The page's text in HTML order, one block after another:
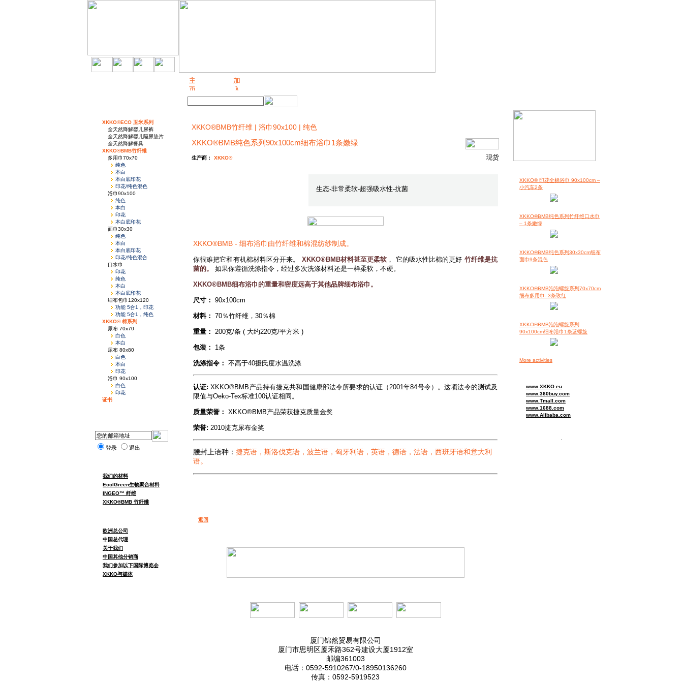
XKKO®ECO 玉米系列
全天然降解婴儿尿裤
全天然降解婴儿隔尿垫片
全天然降解餐具
XKKO®BMB竹纤维
多用巾70x70
纯色
本白
本白底印花
印花/纯色混色
浴巾90x100
纯色
本白
印花
本白底印花
面巾30x30
纯色
本白
本白底印花
印花/纯色混合
口水巾
印花
纯色
本白
本白底印花
细布包巾120x120
功能 5合1，印花
功能 5合1，纯色
XKKO® 棉系列
尿布 70x70
白色
本白
尿布 80x80
白色
本白
印花
浴巾 90x100
白色
印花
证书
登录 退出
我们的材料
EcolGreen生物聚合材料
INGEO™ 纤维
XKKO®BMB 竹纤维
欧洲总公司
中国总代理
关于我们
中国其他分销商
我们参加以下国际博览会
XKKO与媒体
XKKO® 印花全棉浴巾 90x100cm –
小汽车2条
XKKO®BMB纯色系列竹纤维口水巾
– 1条嫩绿
XKKO®BMB纯色系列30x30cm细布
面巾9条混色
XKKO®BMB泡泡螺旋系列70x70cm
细布多用巾- 3条玫红
XKKO®BMB泡泡螺旋系列
90x100cm细布浴巾1条蓝螺旋
More activities
www.XKKO.eu
www.360buy.com
www.Tmall.com
www.1688.com
www.Alibaba.com
XKKO®BMB竹纤维 | 浴巾90x100 | 纯色
XKKO®BMB纯色系列90x100cm细布浴巾1条嫩绿
生产商： XKKO® 现货
生态-非常柔软-超强吸水性-抗菌
XKKO®BMB - 细布浴巾由竹纤维和棉混纺纱制成。
你很难把它和有机棉材料区分开来。 XKKO®BMB材料甚至更柔软 ， 它的吸水性比棉的更好 竹纤维是抗
菌的。
如果你遵循洗涤指令，经过多次洗涤材料还是一样柔软，不硬。
XKKO®BMB细布浴巾的重量和密度远高于其他品牌细布浴巾。
尺寸： 90x100cm
材料： 70％竹纤维，30％棉
重量： 200克/条 ( 大约220克/平方米 )
包装： 1条
洗涤指令： 不高于40摄氏度水温洗涤
认证: XKKO®BMB产品持有捷克共和国健康部法令所要求的认证（2001年84号令）。这项法令的测试及
限值与Oeko-Tex标准100认证相同。
质量荣誉： XKKO®BMB产品荣获捷克质量金奖
荣誉: 2010捷克尿布金奖
腰封上语种： 捷克语，斯洛伐克语，波兰语，匈牙利语，英语，德语，法语，西班牙语和意大利
语。
返回
厦门锦然贸易有限公司
厦门市思明区厦禾路362号建设大厦1912室
邮编361003
电话：0592-5910267/0-18950136260
传真：0592-5919523